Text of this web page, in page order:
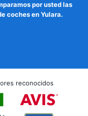
por usted las
coches en Yulara.
reconocidos